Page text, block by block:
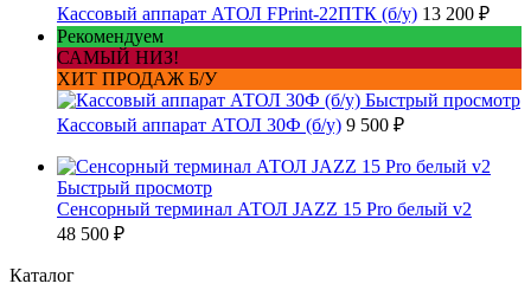
Кассовый аппарат АТОЛ FPrint-22ПТК (б/у) 13 200 ₽
Рекомендуем
САМЫЙ НИЗ!
ХИТ ПРОДАЖ Б/У
Быстрый просмотр
Кассовый аппарат АТОЛ 30Ф (б/у) 9 500 ₽
Быстрый просмотр
Сенсорный терминал АТОЛ JAZZ 15 Pro белый v2
48 500 ₽
Каталог